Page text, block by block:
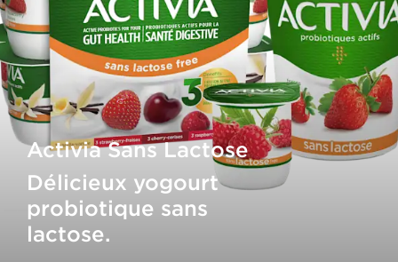
Activia Sans Lactose
Délicieux yogourt
probiotique sans
lactose.